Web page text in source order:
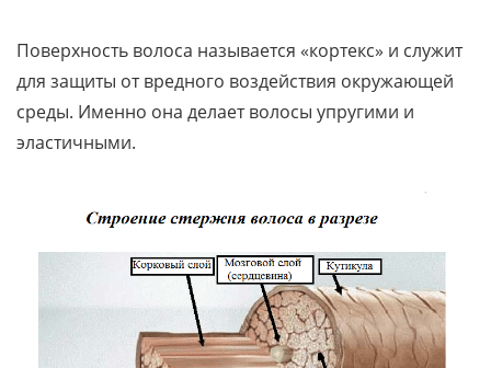
Поверхность волоса называется «кортекс» и служит
для защиты от вредного воздействия окружающей
среды. Именно она делает волосы упругими и
эластичными.